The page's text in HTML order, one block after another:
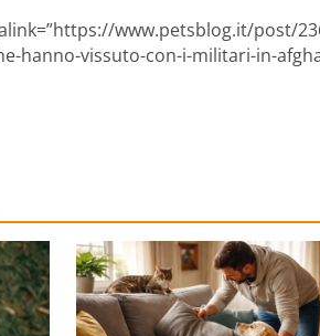
www.petsblog.it/post/
hanno-vissuto-con-i-militari-in-